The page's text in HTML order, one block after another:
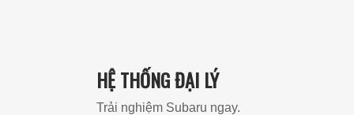
HỆ THỐNG ĐẠI LÝ
Trải nghiệm Subaru ngay.